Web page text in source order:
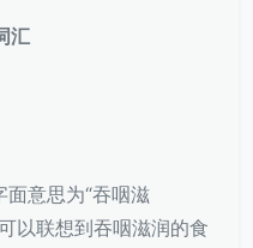
汇
意思为“吞咽滋
以联想到吞咽滋润的食